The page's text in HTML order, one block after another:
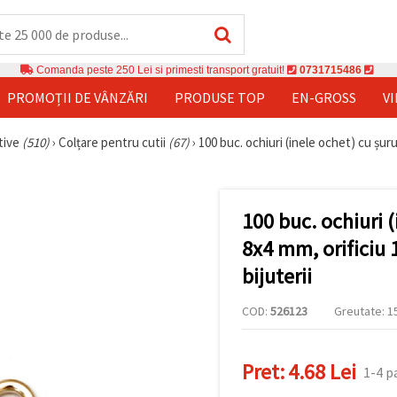
Comanda peste 250 Lei si primesti transport gratuit! 0731715486
PROMOȚII DE VÂNZĂRI PRODUSE TOP EN-GROSS
(510)› Colțare pentru cutii (67)› 100 buc. ochiuri (inele ochet) cu
100 buc. ochiuri
8x4 mm, orificiu
bijuterii
COD: 526123 Greutate:
Pret:4.68 Lei 1-4